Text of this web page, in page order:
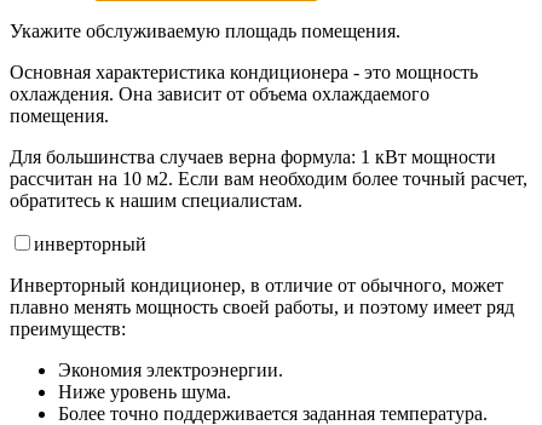
Укажите обслуживаемую площадь помещения.
Основная характеристика кондиционера - это мощность
охлаждения. Она зависит от объема охлаждаемого
помещения.
Для большинства случаев верна формула: 1 кВт мощности
рассчитан на 10 м2. Если вам необходим более точный расчет,
обратитесь к нашим специалистам.
инверторный
Инверторный кондиционер, в отличие от обычного, может
плавно менять мощность своей работы, и поэтому имеет ряд
преимуществ:
Экономия электроэнергии.
Ниже уровень шума.
Более точно поддерживается заданная температура.